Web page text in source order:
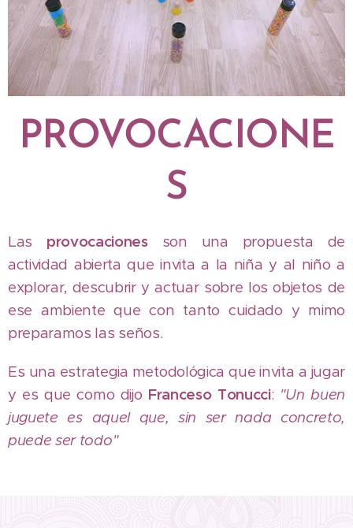
PROVOCACIONE
S
Las provocacionesson una propuesta de
actividad abierta que invita a la niña y al niño a
explorar, descubrir y actuar sobre los objetos de
ese ambiente que con tanto cuidado y mimo
preparamos las seños.
Es una estrategia metodológica que invita a jugar
y es que como dijo Franceso Tonucci: "Un buen
juguete es aquel que, sin ser nada concreto,
puede ser todo"